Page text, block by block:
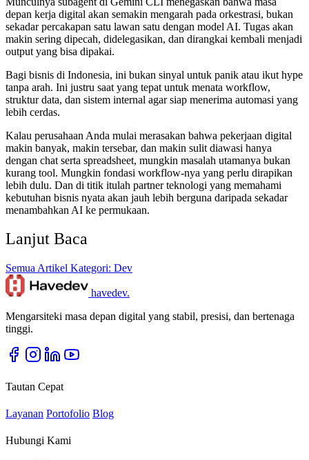
depan kerja digital akan semakin mengarah pada orkestrasi, bukan
sekadar percakapan satu lawan satu dengan model AI. Tugas akan
makin sering dipecah, didelegasikan, dan dirangkai kembali menjadi
output yang bisa dipakai.
Bagi bisnis di Indonesia, ini bukan sinyal untuk panik atau ikut hype
tanpa arah. Ini justru saat yang tepat untuk menata workflow,
struktur data, dan sistem internal agar siap menerima automasi yang
lebih cerdas.
Kalau perusahaan Anda mulai merasakan bahwa pekerjaan digital
makin banyak, makin tersebar, dan makin sulit diawasi hanya
dengan chat serta spreadsheet, mungkin masalah utamanya bukan
kurang tool. Mungkin fondasi workflow-nya yang perlu dirapikan
lebih dulu. Dan di titik itulah partner teknologi yang memahami
kebutuhan bisnis nyata akan jauh lebih berguna daripada sekadar
menambahkan AI ke permukaan.
Lanjut Baca
Semua Artikel Kategori: Dev
havedev.
Mengarsiteki masa depan digital yang stabil, presisi, dan bertenaga
tinggi.
Tautan Cepat
Layanan Portofolio Blog
Hubungi Kami